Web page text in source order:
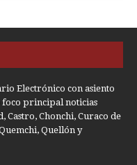
Electrónico con asiento
foco principal noticias
Castro, Chonchi, Curaco de
Quellón y